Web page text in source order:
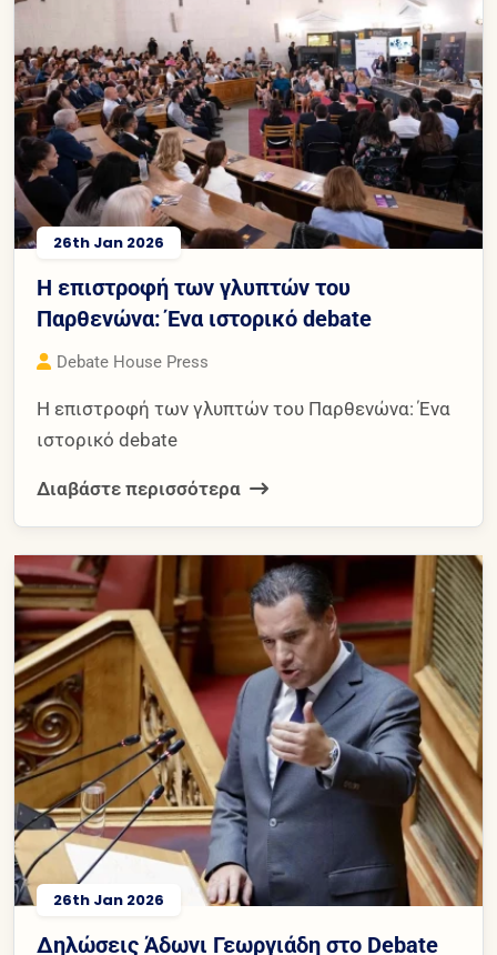
26th Jan 2026
Η επιστροφή των γλυπτών του
Παρθενώνα: Ένα ιστορικό debate
Debate House Press
Η επιστροφή των γλυπτών του Παρθενώνα: Ένα
ιστορικό debate
Διαβάστε περισσότερα
26th Jan 2026
Δηλώσεις Άδωνι Γεωργιάδη στο Debate